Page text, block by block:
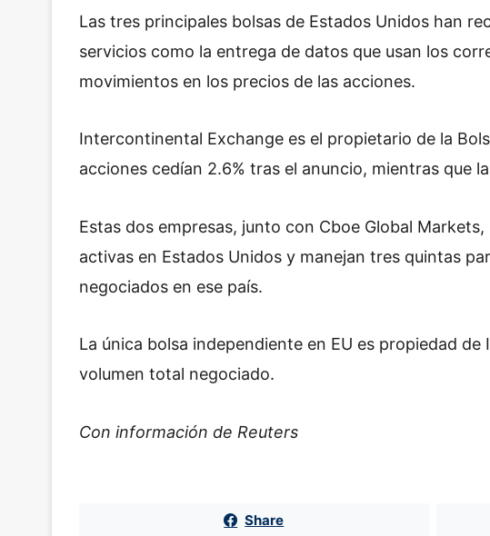
Las tres principales bolsas de Estados Unidos han
servicios como la entrega de datos que usan los
movimientos en los precios de las acciones.
Intercontinental Exchange es el propietario de la
acciones cedían 2.6% tras el anuncio, mientras que
Estas dos empresas, junto con Cboe Global
activas en Estados Unidos y manejan tres quintas
negociados en ese país.
La única bolsa independiente en EU es propiedad de
volumen total negociado.
Con información de Reuters
Share